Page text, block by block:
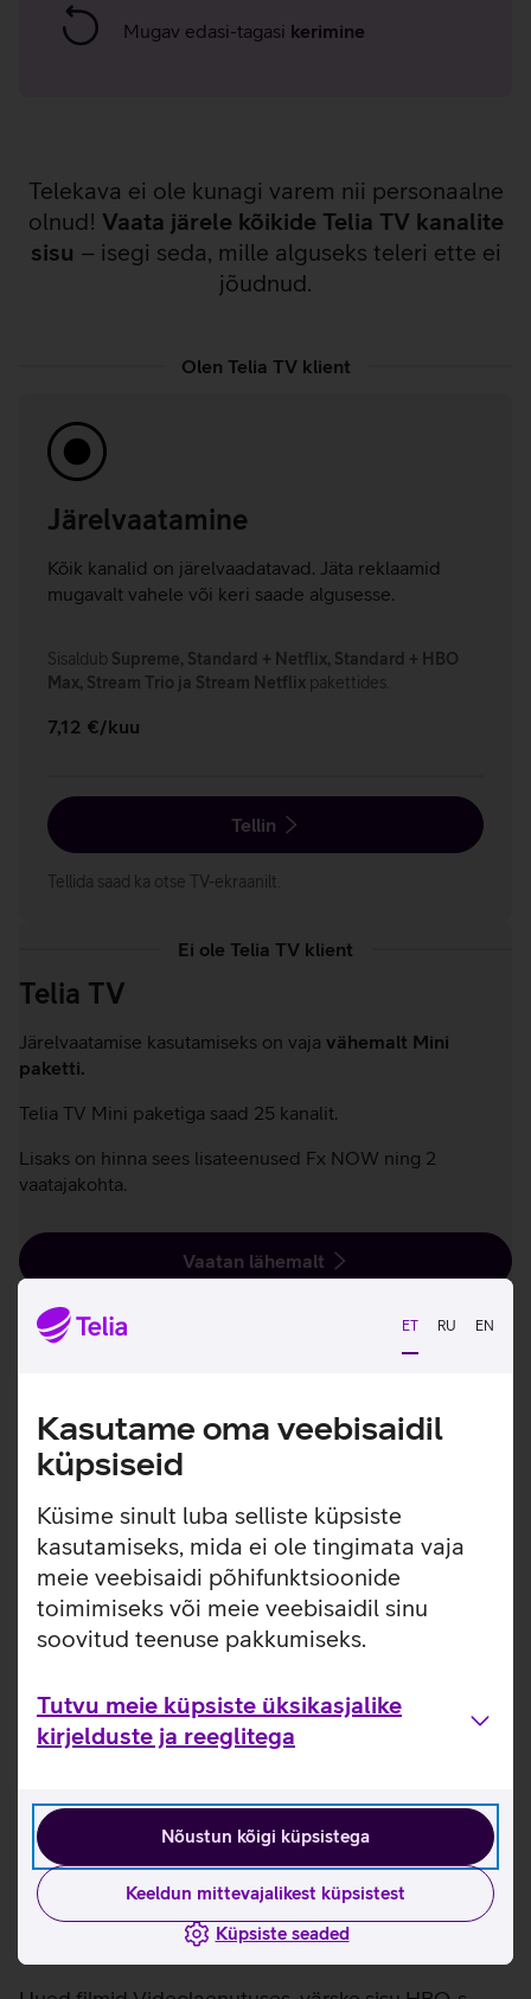
ET RU EN
Kasutame oma veebisaidil
küpsiseid
Küsime sinult luba selliste küpsiste
kasutamiseks, mida ei ole tingimata vaja
meie veebisaidi põhifunktsioonide
toimimiseks või meie veebisaidil sinu
soovitud teenuse pakkumiseks.
Tutvu meie küpsiste üksikasjalike
kirjelduste ja reeglitega
Nõustun kõigi küpsistega
Keeldun mittevajalikest küpsistest
Küpsiste seaded
Mugav edasi-tagasi kerimine
Telekava ei ole kunagi varem nii personaalne
olnud! Vaata järele kõikide Telia TV kanalite
sisu – isegi seda, mille alguseks teleri ette ei
jõudnud.
Olen Telia TV klient
Järelvaatamine
Kõik kanalid on järelvaadatavad. Jäta reklaamid
mugavalt vahele või keri saade algusesse.
Sisaldub Supreme, Standard + Netflix, Standard + HBO
Max, Stream Trio ja Stream Netflix pakettides.
7,12 €/kuu
Tellin
Tellida saad ka otse TV-ekraanilt.
Ei ole Telia TV klient
Telia TV
Järelvaatamise kasutamiseks on vaja vähemalt Mini
paketti.
Telia TV Mini paketiga saad 25 kanalit.
Lisaks on hinna sees lisateenused Fx NOW ning 2
vaatajakohta.
Vaatan lähemalt
Telia TV Uudised – värskeim
meelelahutus iga kuu